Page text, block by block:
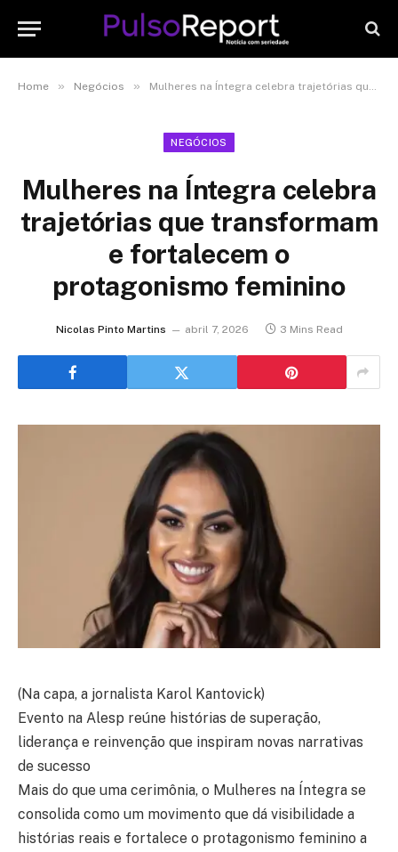
Home » Negócios » Mulheres na Íntegra celebra trajetórias que transformam e fortalecem o protagonismo feminino
NEGÓCIOS
Mulheres na Íntegra celebra
trajetórias que transformam
e fortalecem o
protagonismo feminino
Nicolas Pinto Martins abril 7, 2026 3 Mins Read
(Na capa, a jornalista Karol Kantovick)
Evento na Alesp reúne histórias de superação,
liderança e reinvenção que inspiram novas narrativas
de sucesso
Mais do que uma cerimônia, o Mulheres na Íntegra se
consolida como um movimento que dá visibilidade a
histórias reais e fortalece o protagonismo feminino a